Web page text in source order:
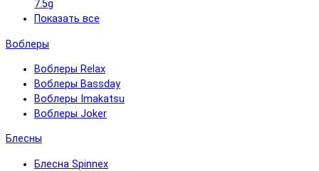
7.5g
Показать все
Воблеры
Воблеры Relax
Воблеры Bassday
Воблеры Imakatsu
Воблеры Joker
Блесны
Блесна Spinnex